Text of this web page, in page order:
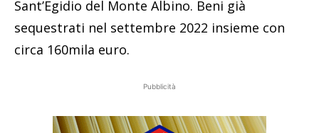
Sant’Egidio del Monte Albino. Beni già
sequestrati nel settembre 2022 insieme con
circa 160mila euro.
Pubblicità